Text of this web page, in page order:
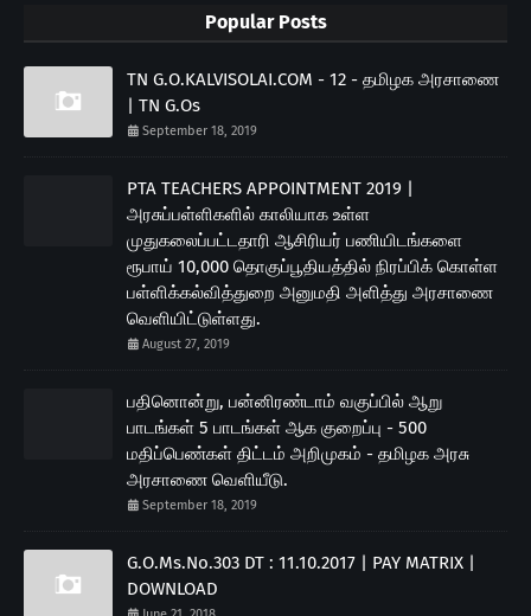
Popular Posts
TN G.O.KALVISOLAI.COM - 12 - தமிழக அரசாணை
| TN G.Os
September 18, 2019
PTA TEACHERS APPOINTMENT 2019 |
அரசுப்பள்ளிகளில் காலியாக உள்ள
முதுகலைப்பட்டதாரி ஆசிரியர் பணியிடங்களை
ரூபாய் 10,000 தொகுப்பூதியத்தில் நிரப்பிக் கொள்ள
பள்ளிக்கல்வித்துறை அனுமதி அளித்து அரசாணை
வெளியிட்டுள்ளது.
August 27, 2019
பதினொன்று, பன்னிரண்டாம் வகுப்பில் ஆறு
பாடங்கள் 5 பாடங்கள் ஆக குறைப்பு - 500
மதிப்பெண்கள் திட்டம் அறிமுகம் - தமிழக அரசு
அரசாணை வெளியீடு.
September 18, 2019
G.O.Ms.No.303 DT : 11.10.2017 | PAY MATRIX |
DOWNLOAD